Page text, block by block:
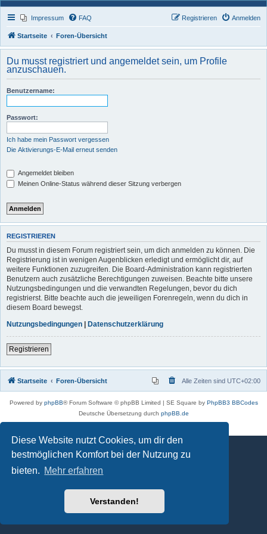
Diese Website nutzt Cookies, um dir den
bestmöglichen Komfort bei der Nutzung zu
bieten. Mehr erfahren
Verstanden!
Impressum FAQ Anmelden
Registrieren
Startseite Foren-Übersicht
Du musst registriert und angemeldet sein, um Profile
anzuschauen.
Benutzername:
Passwort:
Ich habe mein Passwort vergessen
Die Aktivierungs-E-Mail erneut senden
Angemeldet bleiben
Meinen Online-Status während dieser Sitzung verbergen
REGISTRIEREN
Du musst in diesem Forum registriert sein, um dich anmelden zu können. Die
Registrierung ist in wenigen Augenblicken erledigt und ermöglicht dir, auf
weitere Funktionen zuzugreifen. Die Board-Administration kann registrierten
Benutzern auch zusätzliche Berechtigungen zuweisen. Beachte bitte unsere
Nutzungsbedingungen und die verwandten Regelungen, bevor du dich
registrierst. Bitte beachte auch die jeweiligen Forenregeln, wenn du dich in
diesem Board bewegst.
Nutzungsbedingungen | Datenschutzerklärung
Registrieren
Startseite Foren-Übersicht Alle Zeiten sind UTC+02:00
Powered by phpBB® Forum Software © phpBB Limited | SE Square by PhpBB3 BBCodes
Deutsche Übersetzung durch phpBB.de
Datenschutz|Nutzungsbedingungen